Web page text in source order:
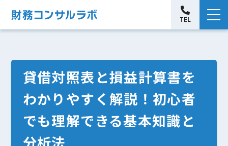
TEL
貸借対照表と損益計算書を
わかりやすく解説！初心者
でも理解できる基本知識と